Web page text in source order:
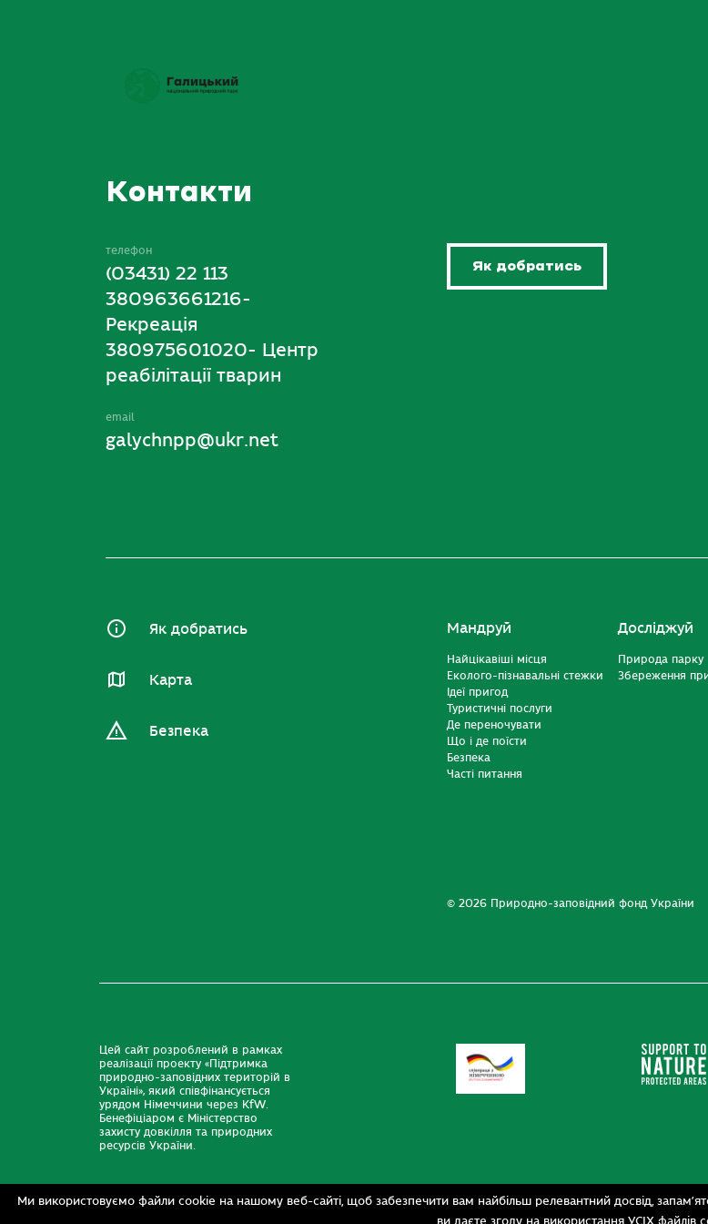
Ми використовуємо файли cookie на нашому веб-сайті, щоб забезпечити вам найбільш релевантний досвід,
Контакти
телефон
(03431) 22 113
380963661216-
Рекреація
380975601020- Центр
реабілітації тварин
email
galychnpp@ukr.net
Як добратись
Як добратись
Карта
Безпека
Мандруй
Найцікавіші місця
Еколого-пізнавальні стежки
Ідеї пригод
Туристичні послуги
Де переночувати
Що і де поїсти
Безпека
Часті питання
Досліджуй
Природа парку
Збереження
© 2026 Природно-заповідний фонд України
Цей сайт розроблений в рамках
реалізації проекту «Підтримка
природно-заповідних територій в
Україні», який співфінансується
урядом Німеччини через KfW.
Бенефіціаром є Міністерство
захисту довкілля та природних
ресурсів України.